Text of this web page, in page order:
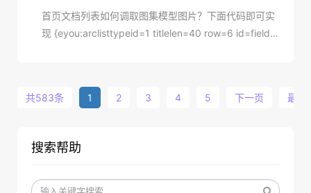
首页文档列表如何调取图集模型图片？下面代码即可实
现 {eyou:arclisttypeid=1 titlelen=40 row=6 id=field}
共583条
1 2 3 4 5 下一页 最后
搜索帮助